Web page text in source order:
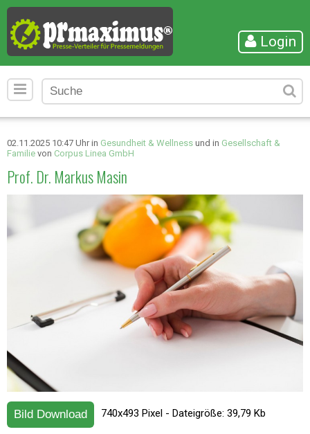
Login
02.11.2025 10:47 Uhr in Gesundheit & Wellness und in Gesellschaft &
Familie von Corpus Linea GmbH
Prof. Dr. Markus Masin
Bild Download 740x493 Pixel - Dateigröße: 39,79 Kb